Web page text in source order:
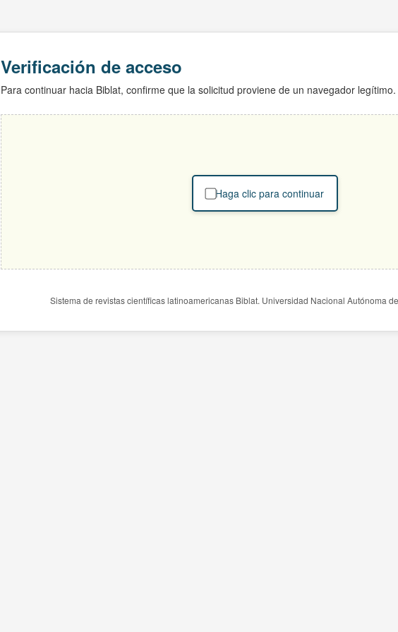
Verificación de acceso
Para continuar hacia Biblat, confirme que la solicitud proviene de un navegador legítimo.
Haga clic para continuar
Sistema de revistas científicas latinoamericanas Biblat. Universidad Nacional Autónoma